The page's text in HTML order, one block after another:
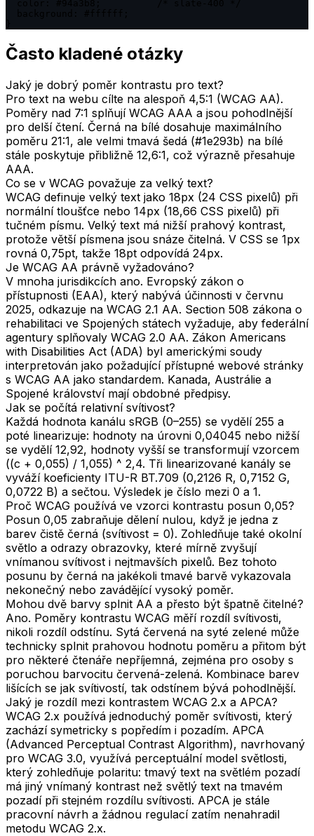
Často kladené otázky
Jaký je dobrý poměr kontrastu pro text?
Pro text na webu cílte na alespoň 4,5:1 (WCAG AA).
Poměry nad 7:1 splňují WCAG AAA a jsou pohodlnější
pro delší čtení. Černá na bílé dosahuje maximálního
poměru 21:1, ale velmi tmavá šedá (#1e293b) na bílé
stále poskytuje přibližně 12,6:1, což výrazně přesahuje
AAA.
Co se v WCAG považuje za velký text?
WCAG definuje velký text jako 18px (24 CSS pixelů) při
normální tloušťce nebo 14px (18,66 CSS pixelů) při
tučném písmu. Velký text má nižší prahový kontrast,
protože větší písmena jsou snáze čitelná. V CSS se 1px
rovná 0,75pt, takže 18pt odpovídá 24px.
Je WCAG AA právně vyžadováno?
V mnoha jurisdikcích ano. Evropský zákon o
přístupnosti (EAA), který nabývá účinnosti v červnu
2025, odkazuje na WCAG 2.1 AA. Section 508 zákona o
rehabilitaci ve Spojených státech vyžaduje, aby federální
agentury splňovaly WCAG 2.0 AA. Zákon Americans
with Disabilities Act (ADA) byl americkými soudy
interpretován jako požadující přístupné webové stránky
s WCAG AA jako standardem. Kanada, Austrálie a
Spojené království mají obdobné předpisy.
Jak se počítá relativní svítivost?
Každá hodnota kanálu sRGB (0–255) se vydělí 255 a
poté linearizuje: hodnoty na úrovni 0,04045 nebo nižší
se vydělí 12,92, hodnoty vyšší se transformují vzorcem
((c + 0,055) / 1,055) ^ 2,4. Tři linearizované kanály se
vyváží koeficienty ITU-R BT.709 (0,2126 R, 0,7152 G,
0,0722 B) a sečtou. Výsledek je číslo mezi 0 a 1.
Proč WCAG používá ve vzorci kontrastu posun 0,05?
Posun 0,05 zabraňuje dělení nulou, když je jedna z
barev čistě černá (svítivost = 0). Zohledňuje také okolní
světlo a odrazy obrazovky, které mírně zvyšují
vnímanou svítivost i nejtmavších pixelů. Bez tohoto
posunu by černá na jakékoli tmavé barvě vykazovala
nekonečný nebo zavádějící vysoký poměr.
Mohou dvě barvy splnit AA a přesto být špatně čitelné?
Ano. Poměry kontrastu WCAG měří rozdíl svítivosti,
nikoli rozdíl odstínu. Sytá červená na syté zelené může
technicky splnit prahovou hodnotu poměru a přitom být
pro některé čtenáře nepříjemná, zejména pro osoby s
poruchou barvocitu červená-zelená. Kombinace barev
lišících se jak svítivostí, tak odstínem bývá pohodlnější.
Jaký je rozdíl mezi kontrastem WCAG 2.x a APCA?
WCAG 2.x používá jednoduchý poměr svítivosti, který
zachází symetricky s popředím i pozadím. APCA
(Advanced Perceptual Contrast Algorithm), navrhovaný
pro WCAG 3.0, využívá perceptuální model světlosti,
který zohledňuje polaritu: tmavý text na světlém pozadí
má jiný vnímaný kontrast než světlý text na tmavém
pozadí při stejném rozdílu svítivosti. APCA je stále
pracovní návrh a žádnou regulací zatím nenahradil
metodu WCAG 2.x.